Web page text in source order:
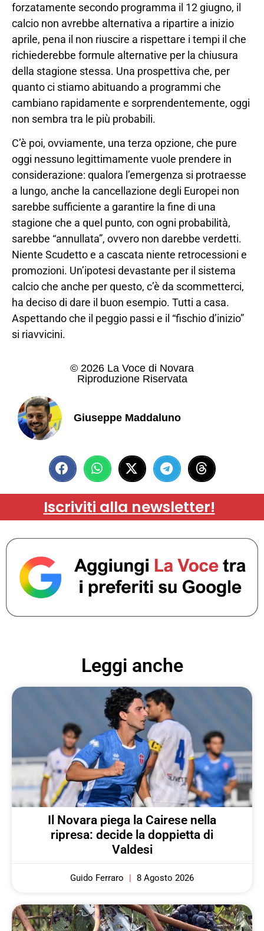
forzatamente secondo programma il 12 giugno, il
calcio non avrebbe alternativa a ripartire a inizio
aprile, pena il non riuscire a rispettare i tempi il che
richiederebbe formule alternative per la chiusura
della stagione stessa. Una prospettiva che, per
quanto ci stiamo abituando a programmi che
cambiano rapidamente e sorprendentemente, oggi
non sembra tra le più probabili.
C’è poi, ovviamente, una terza opzione, che pure
oggi nessuno legittimamente vuole prendere in
considerazione: qualora l’emergenza si protraesse
a lungo, anche la cancellazione degli Europei non
sarebbe sufficiente a garantire la fine di una
stagione che a quel punto, con ogni probabilità,
sarebbe “annullata”, ovvero non darebbe verdetti.
Niente Scudetto e a cascata niente retrocessioni e
promozioni. Un’ipotesi devastante per il sistema
calcio che anche per questo, c’è da scommetterci,
ha deciso di dare il buon esempio. Tutti a casa.
Aspettando che il peggio passi e il “fischio d’inizio”
si riavvicini.
© 2026 La Voce di Novara
Riproduzione Riservata
Giuseppe Maddaluno
Iscriviti alla newsletter!
Leggi anche
Il Novara piega la Cairese nella
ripresa: decide la doppietta di
Valdesi
Guido Ferraro 8 Agosto 2026